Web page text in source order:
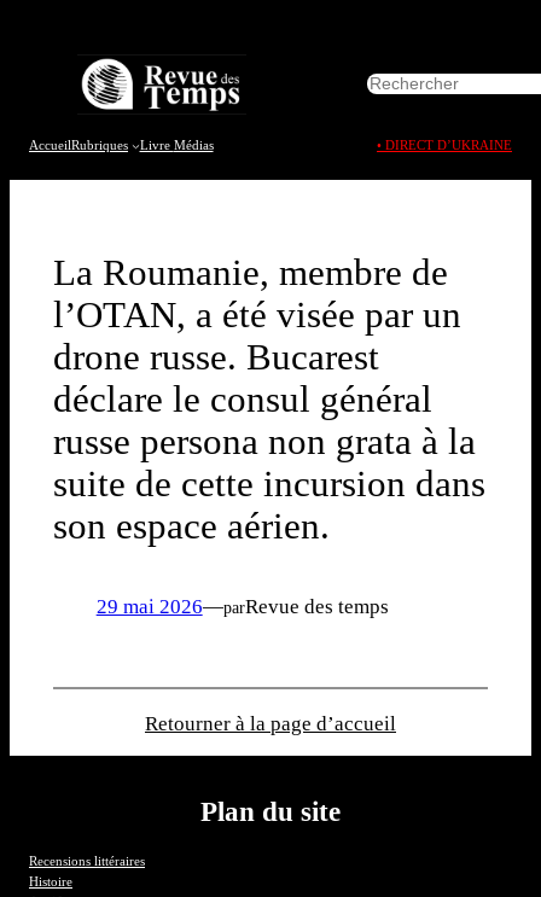
R
r
AccueilRubriques Livre Médias • DIRECT D’UKRAINE
La Roumanie, membre de
l’OTAN, a été visée par un
drone russe. Bucarest
déclare le consul général
russe persona non grata à la
suite de cette incursion dans
son espace aérien.
29 mai 2026—parRevue des temps
Retourner à la page d’accueil
Plan du site
Recensions littéraires
Histoire